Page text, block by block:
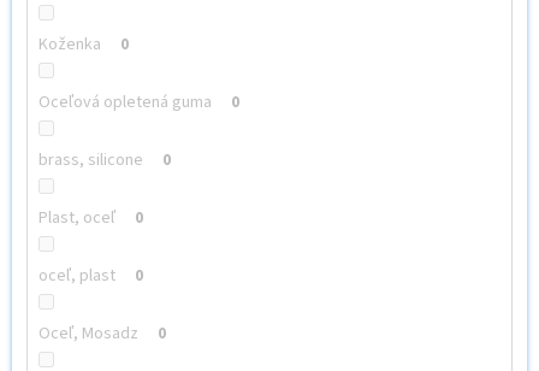
Koženka 0
Oceľová opletená guma 0
brass, silicone 0
Plast, oceľ 0
oceľ, plast 0
Oceľ, Mosadz 0